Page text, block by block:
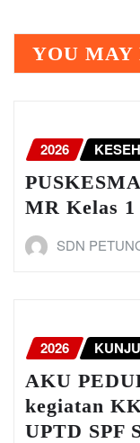
YOU MAY
2026
MR Kelas
SDN
2026
AKU
kegiatan
UPTD SPF